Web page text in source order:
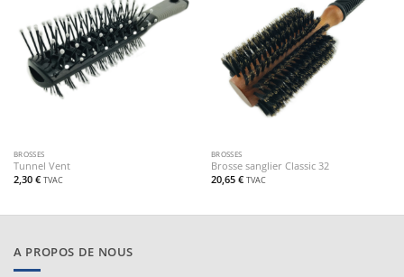
BROSSES
Tunnel Vent
2,30 € TVAC
BROSSES
Brosse sanglier Classic 32
20,65 € TVAC
A PROPOS DE NOUS